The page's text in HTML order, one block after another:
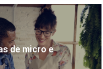
de micro e